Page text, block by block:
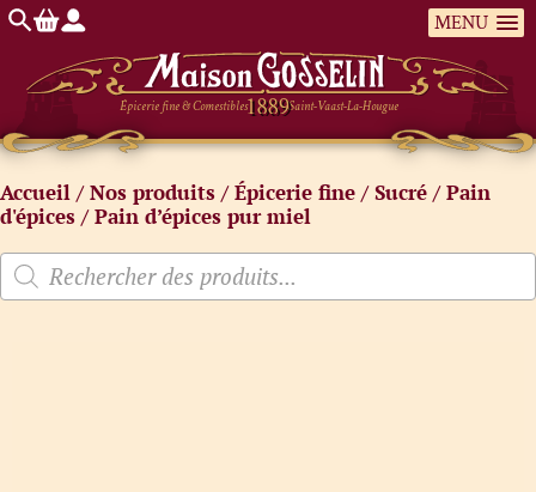
MENU
Épicerie fine & Comestibles Saint-Vaast-La-Hougue
Accueil /Nos produits /Épicerie fine /Sucré /Pain
d'épices / Pain d’épices pur miel